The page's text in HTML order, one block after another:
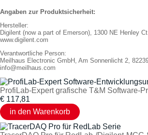
Angaben zur Produktsicherheit:
Hersteller:
Digilent (now a part of Emerson), 1300 NE Henley
www.digilent.com
Verantwortliche Person:
Meilhaus Electronic GmbH, Am Sonnenlicht 2,
info@meilhaus.com
ProfiLab-Expert grafische T&M Software-
€ 117,81